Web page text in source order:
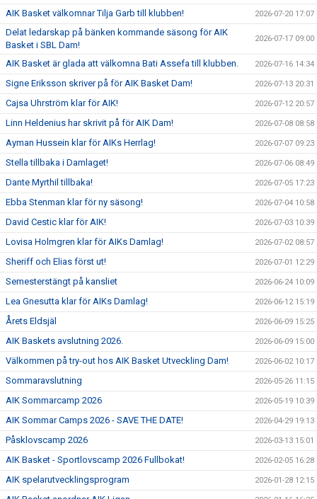
AIK Basket välkomnar Tilja Garb till klubben! 2026-07-20 17:07
Delat ledarskap på bänken kommande säsong för AIK
Basket i SBL Dam!
2026-07-17 09:00
AIK Basket är glada att välkomna Bati Assefa till klubben. 2026-07-16 14:34
Signe Eriksson skriver på för AIK Basket Dam! 2026-07-13 20:31
Cajsa Uhrström klar för AIK! 2026-07-12 20:57
Linn Heldenius har skrivit på för AIK Dam! 2026-07-08 08:58
Ayman Hussein klar för AIKs Herrlag! 2026-07-07 09:23
Stella tillbaka i Damlaget! 2026-07-06 08:49
Dante Myrthil tillbaka! 2026-07-05 17:23
Ebba Stenman klar för ny säsong! 2026-07-04 10:58
David Cestic klar för AIK! 2026-07-03 10:39
Lovisa Holmgren klar för AIKs Damlag! 2026-07-02 08:57
Sheriff och Elias först ut! 2026-07-01 12:29
Semesterstängt på kansliet 2026-06-24 10:09
Lea Gnesutta klar för AIKs Damlag! 2026-06-12 15:19
Årets Eldsjäl 2026-06-09 15:25
AIK Baskets avslutning 2026. 2026-06-09 15:00
Välkommen på try-out hos AIK Basket Utveckling Dam! 2026-06-02 10:17
Sommaravslutning 2026-05-26 11:15
AIK Sommarcamp 2026 2026-05-19 10:39
AIK Sommar Camps 2026 - SAVE THE DATE! 2026-04-29 19:13
Påsklovscamp 2026 2026-03-13 15:01
AIK Basket - Sportlovscamp 2026 Fullbokat! 2026-02-05 16:28
AIK spelarutvecklingsprogram 2026-01-28 12:15